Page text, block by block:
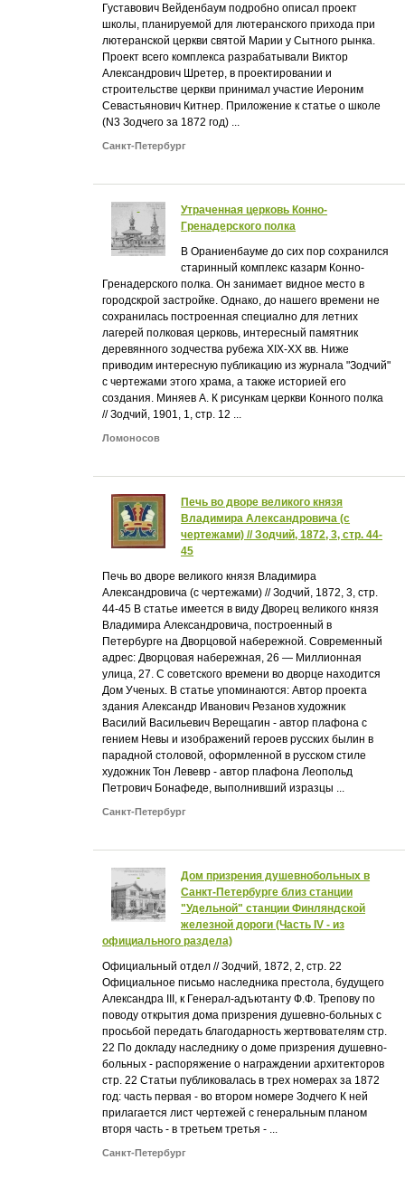
Густавович Вейденбаум подробно описал проект
школы, планируемой для лютеранского прихода при
лютеранской церкви святой Марии у Сытного рынка.
Проект всего комплекса разрабатывали Виктор
Александрович Шретер, в проектировании и
строительстве церкви принимал участие Иероним
Севастьянович Китнер. Приложение к статье о школе
(N3 Зодчего за 1872 год) ...
Санкт-Петербург
Утраченная церковь Конно-
Гренадерского полка
В Ораниенбауме до сих пор сохранился
старинный комплекс казарм Конно-
Гренадерского полка. Он занимает видное место в
городскрой застройке. Однако, до нашего времени не
сохранилась построенная специално для летних
лагерей полковая церковь, интересный памятник
деревянного зодчества рубежа XIX-XX вв. Ниже
приводим интересную публикацию из журнала "Зодчий"
с чертежами этого храма, а также историей его
создания. Миняев А. К рисункам церкви Конного полка
// Зодчий, 1901, 1, стр. 12 ...
Ломоносов
Печь во дворе великого князя
Владимира Александровича (с
чертежами) // Зодчий, 1872, 3, стр. 44-
45
Печь во дворе великого князя Владимира
Александровича (с чертежами) // Зодчий, 1872, 3, стр.
44-45 В статье имеется в виду Дворец великого князя
Владимира Александровича, построенный в
Петербурге на Дворцовой набережной. Современный
адрес: Дворцовая набережная, 26 — Миллионная
улица, 27. С советского времени во дворце находится
Дом Ученых. В статье упоминаются: Автор проекта
здания Александр Иванович Резанов художник
Василий Васильевич Верещагин - автор плафона с
гением Невы и изображений героев русских былин в
парадной столовой, оформленной в русском стиле
художник Тон Левевр - автор плафона Леопольд
Петрович Бонафеде, выполнивший изразцы ...
Санкт-Петербург
Дом призрения душевнобольных в
Санкт-Петербурге близ станции
"Удельной" станции Финляндской
железной дороги (Часть IV - из
официального раздела)
Официальный отдел // Зодчий, 1872, 2, стр. 22
Официальное письмо наследника престола, будущего
Александра III, к Генерал-адъютанту Ф.Ф. Трепову по
поводу открытия дома призрения душевно-больных с
просьбой передать благодарность жертвователям стр.
22 По докладу наследнику о доме призрения душевно-
больных - распоряжение о награждении архитекторов
стр. 22 Статьи публиковалась в трех номерах за 1872
год: часть первая - во втором номере Зодчего К ней
прилагается лист чертежей с генеральным планом
вторя часть - в третьем третья - ...
Санкт-Петербург